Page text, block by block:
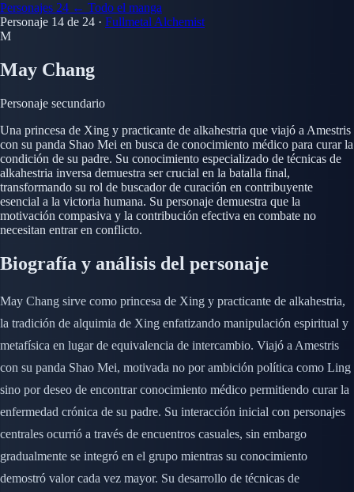
Personajes 24 ← Todo el manga
Personaje 14 de 24 · Fullmetal Alchemist
M
May Chang
Personaje secundario
Una princesa de Xing y practicante de alkahestria que viajó a Amestris
con su panda Shao Mei en busca de conocimiento médico para curar la
condición de su padre. Su conocimiento especializado de técnicas de
alkahestria inversa demuestra ser crucial en la batalla final,
transformando su rol de buscador de curación en contribuyente
esencial a la victoria humana. Su personaje demuestra que la
motivación compasiva y la contribución efectiva en combate no
necesitan entrar en conflicto.
Biografía y análisis del personaje
May Chang sirve como princesa de Xing y practicante de alkahestria,
la tradición de alquimia de Xing enfatizando manipulación espiritual y
metafísica en lugar de equivalencia de intercambio. Viajó a Amestris
con su panda Shao Mei, motivada no por ambición política como Ling
sino por deseo de encontrar conocimiento médico permitiendo curar la
enfermedad crónica de su padre. Su interacción inicial con personajes
centrales ocurrió a través de encuentros casuales, sin embargo
gradualmente se integró en el grupo mientras su conocimiento
demostró valor cada vez mayor. Su desarrollo de técnicas de